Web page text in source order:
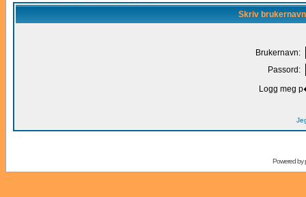
Skriv
Brukernavn:
Passord:
Logg meg
Powered by